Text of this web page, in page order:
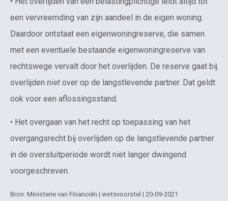
een vervreemding van zijn aandeel in de eigen woning.
Daardoor ontstaat een eigenwoningreserve, die samen
met een eventuele bestaande eigenwoningreserve van
rechtswege vervalt door het overlijden. De reserve gaat bij
overlijden niet over op de langstlevende partner. Dat geldt
ook voor een aflossingsstand.
• Het overgaan van het recht op toepassing van het
overgangsrecht bij overlijden op de langstlevende partner
in de oversluitperiode wordt niet langer dwingend
voorgeschreven.
Bron: Ministerie van Financiën | wetsvoorstel | 20-09-2021